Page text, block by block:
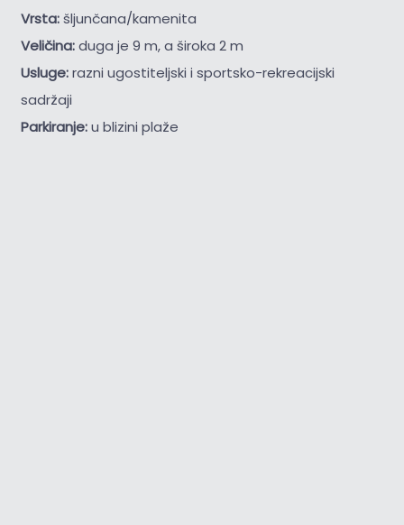
Vrsta:šljunčana/kamenita
Veličina:duga je 9 m, a široka 2 m
Usluge:razni ugostiteljski i sportsko-rekreacijski
sadržaji
Parkiranje:u blizini plaže